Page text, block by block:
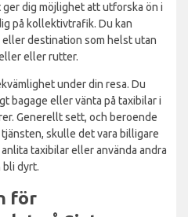
dig möjlighet att utforska ön i
på kollektivtrafik. Du kan
destination som helst utan
eller rutter.
under din resa. Du
bagage eller vänta på taxibilar i
Generellt sett, och beroende
skulle det vara billigare
taxibilar eller använda andra
dyrt.
för